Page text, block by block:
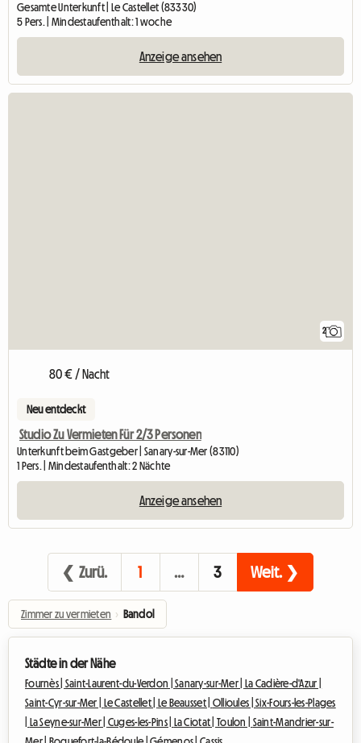
Gesamte Unterkunft | Le Castellet (83330)
5 Pers. | Mindestaufenthalt: 1 woche
Anzeige ansehen
2
80 € / Nacht
Neu entdeckt
Studio Zu Vermieten Für 2/3 Personen
Unterkunft beim Gastgeber | Sanary-sur-Mer (83110)
1 Pers. | Mindestaufenthalt: 2 Nächte
Anzeige ansehen
❮ Zurü. 1 … 3 Weit. ❯
Zimmer zu vermieten › Bandol
Städte in der Nähe
Fournès | Saint-Laurent-du-Verdon |Sanary-sur-Mer |
La Cadière-d'Azur |
Saint-Cyr-sur-Mer |
Le Castellet | Le Beausset | Ollioules |Six-Fours-les-Plages
La Seyne-sur-Mer | Cuges-les-Pins | La Ciotat |Toulon | Saint-Mandrier-sur-